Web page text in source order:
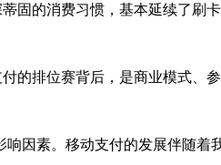
固的消费习惯，基本延续了刷
的排位赛背后，是商业模式、
响因素。移动支付的发展伴随着